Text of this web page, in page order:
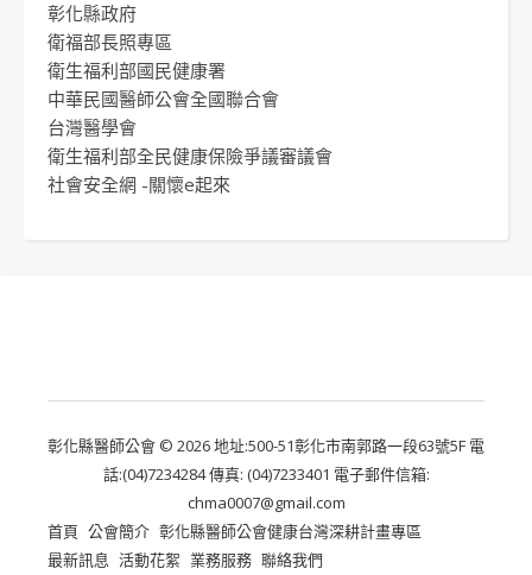
彰化縣政府
衛福部長照專區
衛生福利部國民健康署
中華民國醫師公會全國聯合會
台灣醫學會
衛生福利部全民健康保險爭議審議會
社會安全網 -關懷e起來
彰化縣醫師公會 © 2026 地址:500-51彰化市南郭路一段63號5F 電
話:(04)7234284 傳真: (04)7233401 電子郵件信箱:
chma0007@gmail.com
首頁 公會簡介 彰化縣醫師公會健康台灣深耕計畫專區
最新訊息 活動花絮 業務服務 聯絡我們